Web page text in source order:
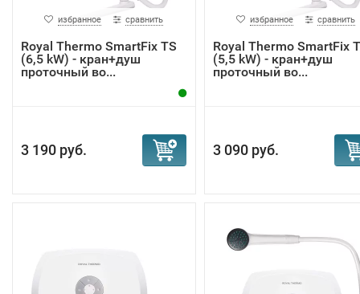
избранное сравнить
Royal Thermo SmartFix TS
(6,5 kW) - кран+душ
проточный во...
3 190 руб.
избранное сравнить
Royal Thermo SmartFix
(5,5 kW) - кран+душ
проточный во...
3 090 руб.